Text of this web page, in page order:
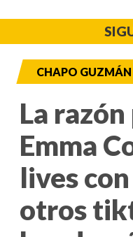
CHAPO GUZMÁN
La
Emma
lives
otros